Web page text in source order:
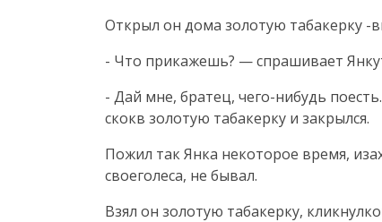
Открыл он дома золотую табакерку -
- Что прикажешь? — спрашивает
- Дай мне, братец, чего-нибудь
скокв золотую табакерку и закрылся.
Пожил так Янка некоторое время,
своеголеса, не бывал.
Взял он золотую табакерку,